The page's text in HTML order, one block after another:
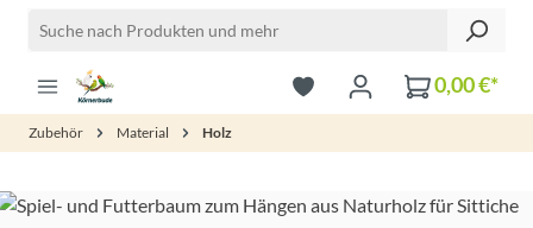
Zum Hauptinhalt springen
0,00 €*
Zubehör Material Holz
Bildergalerie überspringen